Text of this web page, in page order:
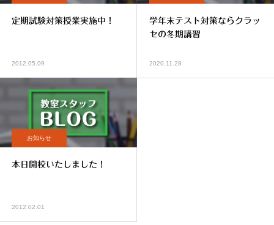
定期試験対策授業実施中！
2012.05.09
学年末テスト対策ならクラッ
セの冬期講習
2020.11.28
お知らせ
本日開校いたしました！
2012.02.01